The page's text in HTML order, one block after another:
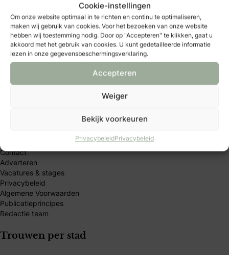
Cookie-instellingen
Om onze website optimaal in te richten en continu te optimaliseren,
maken wij gebruik van cookies. Voor het bezoeken van onze website
hebben wij toestemming nodig. Door op "Accepteren" te klikken, gaat u
akkoord met het gebruik van cookies. U kunt gedetailleerde informatie
lezen in onze gegevensbeschermingsverklaring.
Accepteren
Weiger
Bekijk voorkeuren
PrivacybeleidPrivacybeleid
Al 40 jaar dé plek voor bruidsparen die hun trouwdag
persoonlijk willen maken. Vind inspiratie, tips en
betrouwbare trouwexperts op één platform. Word B&B
Club-member en ontdek exclusieve voordelen, kortingen
en handige tools.
Trouwexperts – business login
Contact
Adverteren
Vacatures & stages
Privacybeleid
Algemene Voorwaarden
Publicatieprincipes
Redactie team
Trouwen per stad